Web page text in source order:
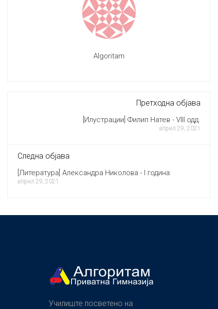
Algoritam
Претходна објава
[Илустрации] Филип Натев - VIII одд.
април 29, 2021
Следна објава
[Литература] Александра Николова - I година
април 29, 2021
Училиште посветено на